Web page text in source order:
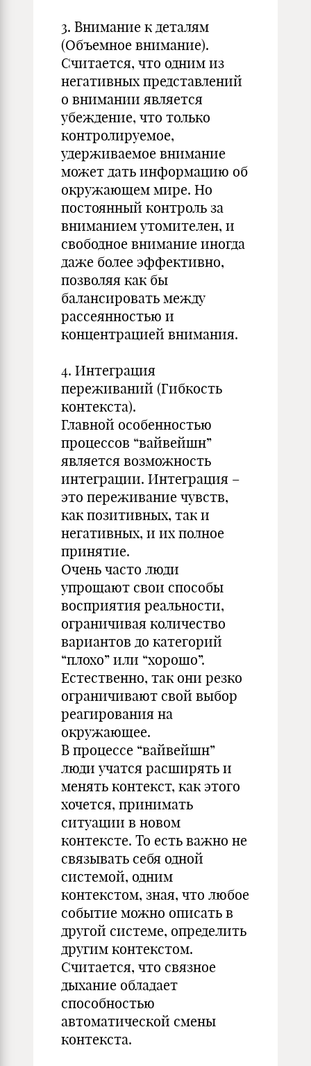
3. Внимание к деталям
(Объемное внимание).
Считается, что одним из
негативных представлений
о внимании является
убеждение, что только
контролируемое,
удерживаемое внимание
может дать информацию об
окружающем мире. Но
постоянный контроль за
вниманием утомителен, и
свободное внимание иногда
даже более эффективно,
позволяя как бы
балансировать между
рассеянностью и
концентрацией внимания.
4. Интеграция
переживаний (Гибкость
контекста).
Главной особенностью
процессов “вайвейшн”
является возможность
интеграции. Интеграция –
это переживание чувств,
как позитивных, так и
негативных, и их полное
принятие.
Очень часто люди
упрощают свои способы
восприятия реальности,
ограничивая количество
вариантов до категорий
“плохо” или “хорошо”.
Естественно, так они резко
ограничивают свой выбор
реагирования на
окружающее.
В процессе “вайвейшн”
люди учатся расширять и
менять контекст, как этого
хочется, принимать
ситуации в новом
контексте. То есть важно не
связывать себя одной
системой, одним
контекстом, зная, что любое
событие можно описать в
другой системе, определить
другим контекстом.
Считается, что связное
дыхание обладает
способностью
автоматической смены
контекста.